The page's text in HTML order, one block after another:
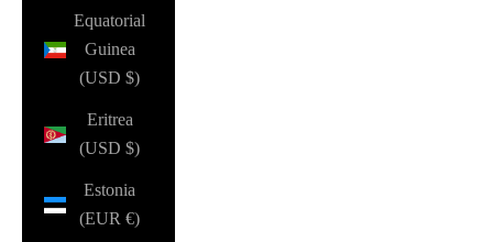
Equatorial
Guinea
(USD $)
Eritrea
(USD $)
Estonia
(EUR €)